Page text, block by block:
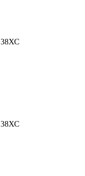
38ХС
38ХС